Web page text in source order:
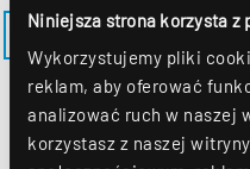
Niniejsza strona korzysta z
Wykorzystujemy pliki
reklam, aby oferować
analizować ruch w naszej
korzystasz z naszej
POWRÓT DO MODELU